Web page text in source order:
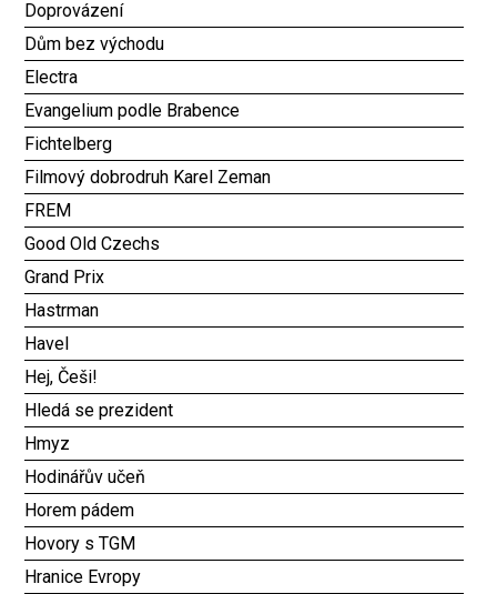
Doprovázení
Dům bez východu
Electra
Evangelium podle Brabence
Fichtelberg
Filmový dobrodruh Karel Zeman
FREM
Good Old Czechs
Grand Prix
Hastrman
Havel
Hej, Češi!
Hledá se prezident
Hmyz
Hodinářův učeň
Horem pádem
Hovory s TGM
Hranice Evropy